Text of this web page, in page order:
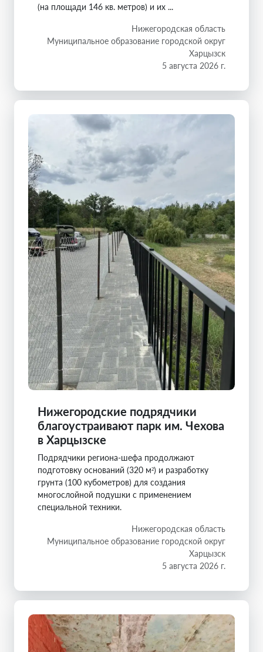
(на площади 146 кв. метров) и их ...
Нижегородская область
Муниципальное образование городской округ
Харцызск
5 августа 2026 г.
Нижегородские подрядчики
благоустраивают парк им. Чехова
в Харцызске
Подрядчики региона-шефа продолжают
подготовку оснований (320 м²) и разработку
грунта (100 кубометров) для создания
многослойной подушки с применением
специальной техники.
Нижегородская область
Муниципальное образование городской округ
Харцызск
5 августа 2026 г.